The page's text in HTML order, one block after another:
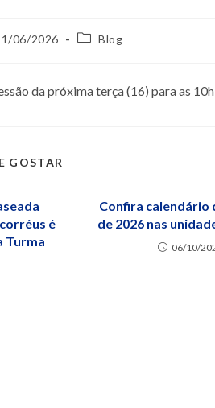
06/2026 Blog
da próxima terça (16) para as 10h
GOSTAR
é
Turma
Confira calendário
de 2026 nas
06/10/